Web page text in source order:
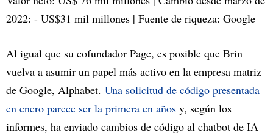
2022: - US$31 mil millones | Fuente de riqueza: Google
Al igual que su cofundador Page, es posible que Brin
vuelva a asumir un papel más activo en la empresa matriz
de Google, Alphabet. Una solicitud de código presentada
en enero parece ser la primera en años y, según los
informes, ha enviado cambios de código al chatbot de IA